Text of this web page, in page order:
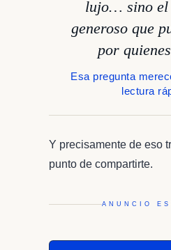
lujo… sino el
generoso que
por
Esa pregunta
lectura
Y precisamente de eso
punto de compartirte.
ANUNCIO